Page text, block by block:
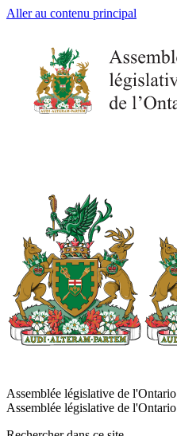
Aller au contenu principal
Assemblée législative de l'Ontario
Assemblée législative de l'Ontario